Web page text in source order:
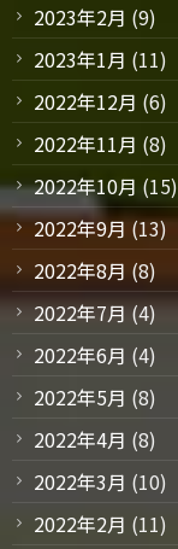
2023年2月 (9)
2023年1月 (11)
2022年12月 (6)
2022年11月 (8)
2022年10月 (15)
2022年9月 (13)
2022年8月 (8)
2022年7月 (4)
2022年6月 (4)
2022年5月 (8)
2022年4月 (8)
2022年3月 (10)
2022年2月 (11)